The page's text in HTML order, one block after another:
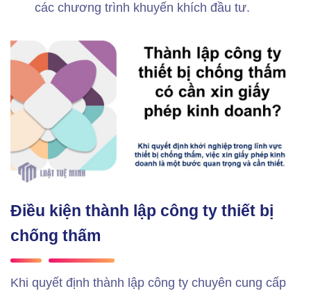
các chương trình khuyến khích đầu tư.
Điều kiện thành lập công ty thiết bị
chống thấm
Khi quyết định thành lập công ty chuyên cung cấp